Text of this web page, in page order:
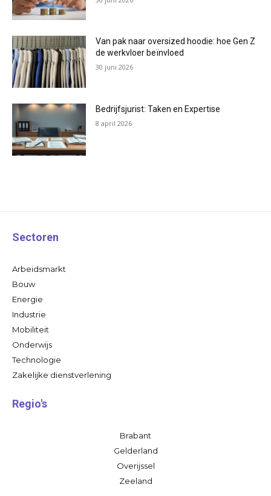
Van pak naar oversized hoodie: hoe Gen Z
de werkvloer beïnvloed
30 juni 2026
Bedrijfsjurist: Taken en Expertise
8 april 2026
Sectoren
Arbeidsmarkt
Bouw
Energie
Industrie
Mobiliteit
Onderwijs
Technologie
Zakelijke dienstverlening
Regio's
Brabant
Gelderland
Overijssel
Zeeland